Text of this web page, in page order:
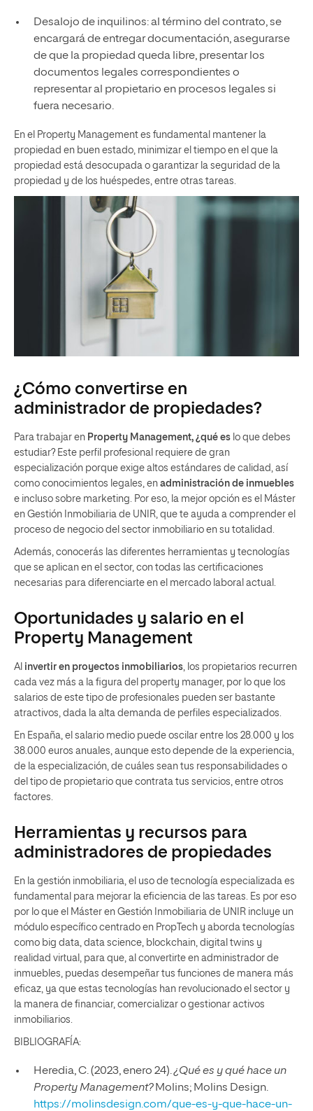
Desalojo de inquilinos: al término del contrato, se
encargará de entregar documentación, asegurarse
de que la propiedad queda libre, presentar los
documentos legales correspondientes o
representar al propietario en procesos legales si
fuera necesario.
En el Property Management es fundamental mantener la
propiedad en buen estado, minimizar el tiempo en el que la
propiedad está desocupada o garantizar la seguridad de la
propiedad y de los huéspedes, entre otras tareas.
¿Cómo convertirse en
administrador de propiedades?
Para trabajar en Property Management, ¿qué es lo que debes
estudiar? Este perfil profesional requiere de gran
especialización porque exige altos estándares de calidad, así
como conocimientos legales, en administración de inmuebles
e incluso sobre marketing. Por eso, la mejor opción es el Máster
en Gestión Inmobiliaria de UNIR, que te ayuda a comprender el
proceso de negocio del sector inmobiliario en su totalidad.
Además, conocerás las diferentes herramientas y tecnologías
que se aplican en el sector, con todas las certificaciones
necesarias para diferenciarte en el mercado laboral actual.
Oportunidades y salario en el
Property Management
Al invertir en proyectos inmobiliarios, los propietarios recurren
cada vez más a la figura del property manager, por lo que los
salarios de este tipo de profesionales pueden ser bastante
atractivos, dada la alta demanda de perfiles especializados.
En España, el salario medio puede oscilar entre los 28.000 y los
38.000 euros anuales, aunque esto depende de la experiencia,
de la especialización, de cuáles sean tus responsabilidades o
del tipo de propietario que contrata tus servicios, entre otros
factores.
Herramientas y recursos para
administradores de propiedades
En la gestión inmobiliaria, el uso de tecnología especializada es
fundamental para mejorar la eficiencia de las tareas. Es por eso
por lo que el Máster en Gestión Inmobiliaria de UNIR incluye un
módulo específico centrado en PropTech y aborda tecnologías
como big data, data science, blockchain, digital twins y
realidad virtual, para que, al convertirte en administrador de
inmuebles, puedas desempeñar tus funciones de manera más
eficaz, ya que estas tecnologías han revolucionado el sector y
la manera de financiar, comercializar o gestionar activos
inmobiliarios.
BIBLIOGRAFÍA:
Heredia, C. (2023, enero 24).¿Qué es y qué hace un
Property Management?Molins; Molins Design.
https://molinsdesign.com/que-es-y-que-hace-un-